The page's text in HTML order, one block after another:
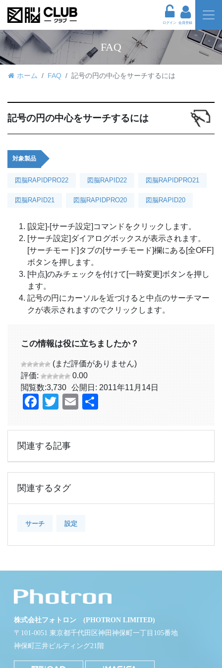
ログイン 会員登録
FAQ
ホーム FAQ 記号の円の中心をサーチするには
記号の円の中心をサーチするには
対象製品
図脳RAPIDPRO22 図脳RAPID22 図脳RAPIDPRO21
図脳RAPID21 図脳RAPIDPRO20 図脳RAPID20
[設定]-[サーチ設定]コマンドをクリックします。
[サーチ設定]ダイアログボックスが表示されます。
[サーチモード]タブの[サーチモード]欄にある[全OFF]
ボタンを押します。
[中点]のみチェックを付けて[一時変更]ボタンを押し
ます。
記号の円にカーソルを近づけると中点のサーチマー
クが表示されますのでクリックします。
この情報は役に立ちましたか？
(まだ評価がありません)
評価:
0.00
閲覧数:3,730 公開日: 2011年11月14日
Facebook
TwitterEmail
関連する記事
関連するタグ
サーチ 設定
株式会社フォトロン (PHOTRON LIMITED)
〒101-0051 東京都千代田区神田神保町一丁目105番地
神保町三井ビルディング21階